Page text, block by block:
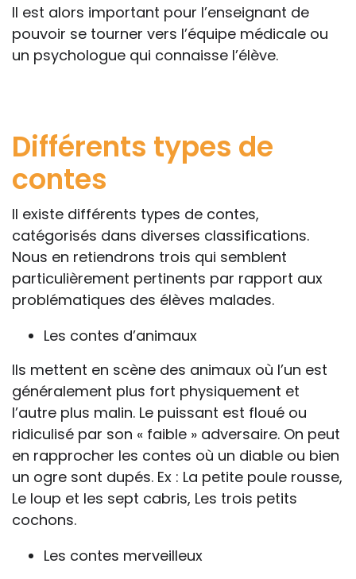
Il est alors important pour l’enseignant de
pouvoir se tourner vers l’équipe médicale ou
un psychologue qui connaisse l’élève.
Différents types de
contes
Il existe différents types de contes,
catégorisés dans diverses classifications.
Nous en retiendrons trois qui semblent
particulièrement pertinents par rapport aux
problématiques des élèves malades.
Les contes d’animaux
Ils mettent en scène des animaux où l’un est
généralement plus fort physiquement et
l’autre plus malin. Le puissant est floué ou
ridiculisé par son « faible » adversaire. On peut
en rapprocher les contes où un diable ou bien
un ogre sont dupés. Ex : La petite poule rousse,
Le loup et les sept cabris, Les trois petits
cochons.
Les contes merveilleux